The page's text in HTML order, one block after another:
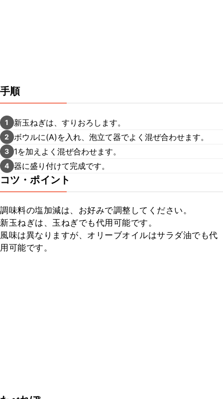
手順
1 新玉ねぎは、すりおろします。
2 ボウルに(A)を入れ、泡立て器でよく混ぜ合わせます。
3 1を加えよく混ぜ合わせます。
4 器に盛り付けて完成です。
コツ・ポイント
調味料の塩加減は、お好みで調整してください。
新玉ねぎは、玉ねぎでも代用可能です。
風味は異なりますが、オリーブオイルはサラダ油でも代
用可能です。